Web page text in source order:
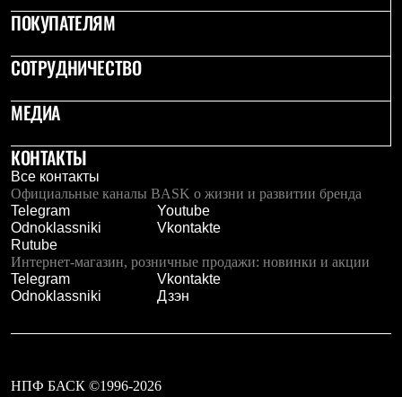
Рубашки
Футболки
Брюки
Термобелье
Среднее термобелье
Легкое термобелье
Флисовая одежда
Куртки
Брюки
Детская одежда
Утепленная пухом
Комбинезоны
Куртки
Брюки
Утепленная синтетикой
Комбинезоны
Брюки
Толстовки
ПОКУПАТЕЛЯМ
СОТРУДНИЧЕСТВО
МЕДИА
КОНТАКТЫ
Все контакты
Официальные каналы BASK о жизни и развитии бренда
Telegram
Youtube
Odnoklassniki
Vkontakte
Rutube
Интернет-магазин, розничные продажи: новинки и акции
Telegram
Vkontakte
Odnoklassniki
Дзэн
НПФ БАСК ©1996-2026